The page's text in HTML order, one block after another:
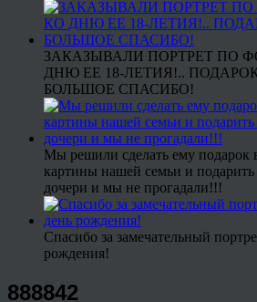
ЗАКАЗЫВАЛИ ПОРТРЕТ ПО
ДНЮ ЕЕ 18-ЛЕТИЯ!..
БОЛЬШОЕ СПАСИБО!
Мы решили сделать ему подарок
картины нашей семьи и
дочери и мы не прогадали!!!
Спасибо за замечательный
рождения!
888842